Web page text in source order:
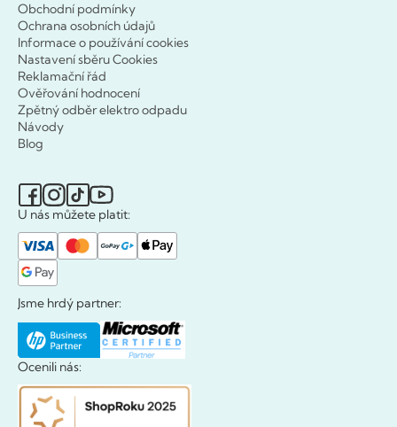
Obchodní podmínky
Ochrana osobních údajů
Informace o používání cookies
Nastavení sběru Cookies
Reklamační řád
Ověřování hodnocení
Zpětný odběr elektro odpadu
Návody
Blog
U nás můžete platit:
Jsme hrdý partner:
Ocenili nás: